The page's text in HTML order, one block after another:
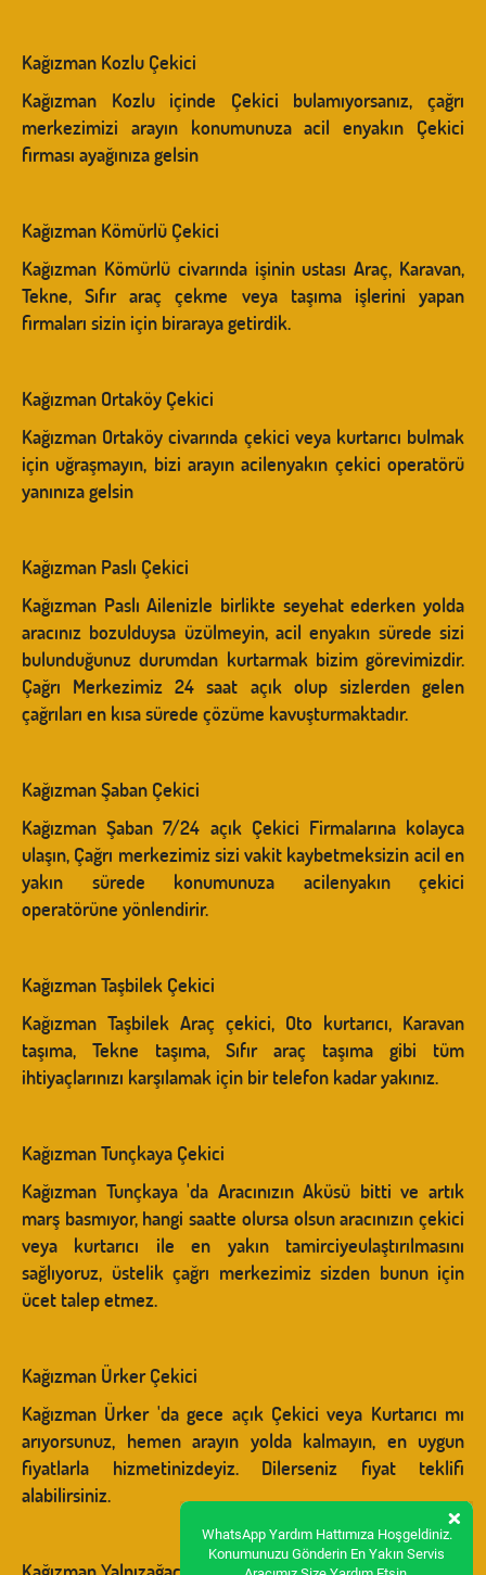
Kağızman Kozlu Çekici
Kağızman Kozlu içinde Çekici bulamıyorsanız, çağrı
merkezimizi arayın konumunuza acil enyakın Çekici
firması ayağınıza gelsin
Kağızman Kömürlü Çekici
Kağızman Kömürlü civarında işinin ustası Araç, Karavan,
Tekne, Sıfır araç çekme veya taşıma işlerini yapan
firmaları sizin için biraraya getirdik.
Kağızman Ortaköy Çekici
Kağızman Ortaköy civarında çekici veya kurtarıcı bulmak
için uğraşmayın, bizi arayın acilenyakın çekici operatörü
yanınıza gelsin
Kağızman Paslı Çekici
Kağızman Paslı Ailenizle birlikte seyehat ederken yolda
aracınız bozulduysa üzülmeyin, acil enyakın sürede sizi
bulunduğunuz durumdan kurtarmak bizim görevimizdir.
Çağrı Merkezimiz 24 saat açık olup sizlerden gelen
çağrıları en kısa sürede çözüme kavuşturmaktadır.
Kağızman Şaban Çekici
Kağızman Şaban 7/24 açık Çekici Firmalarına kolayca
ulaşın, Çağrı merkezimiz sizi vakit kaybetmeksizin acil en
yakın sürede konumunuza acilenyakın çekici
operatörüne yönlendirir.
Kağızman Taşbilek Çekici
Kağızman Taşbilek Araç çekici, Oto kurtarıcı, Karavan
taşıma, Tekne taşıma, Sıfır araç taşıma gibi tüm
ihtiyaçlarınızı karşılamak için bir telefon kadar yakınız.
Kağızman Tunçkaya Çekici
Kağızman Tunçkaya 'da Aracınızın Aküsü bitti ve artık
marş basmıyor, hangi saatte olursa olsun aracınızın çekici
veya kurtarıcı ile en yakın tamirciyeulaştırılmasını
sağlıyoruz, üstelik çağrı merkezimiz sizden bunun için
ücet talep etmez.
Kağızman Ürker Çekici
Kağızman Ürker 'da gece açık Çekici veya Kurtarıcı mı
arıyorsunuz, hemen arayın yolda kalmayın, en uygun
fiyatlarla hizmetinizdeyiz. Dilerseniz fiyat teklifi
alabilirsiniz.
×
WhatsApp Yardım Hattımıza Hoşgeldiniz.
Konumunuzu Gönderin En Yakın Servis